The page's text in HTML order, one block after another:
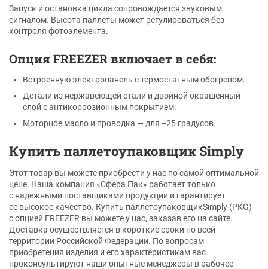
Запуск и остановка цикла сопровождается звуковым
сигналом. Высота паллеты может регулироваться без
контроля фотоэлемента.
Опция FREEZER включает в себя:
Встроенную электропанель с термостатным обогревом.
Детали из нержавеющей стали и двойной окрашенный
слой с антикоррозионным покрытием.
Моторное масло и проводка — для −25 градусов.
Купить паллетоупаковщик Simply
Этот товар вы можете приобрести у нас по самой оптимальной
цене. Наша компания «Сфера Пак» работает только
с надежными поставщиками продукции и гарантирует
ее высокое качество. Купить паллетоупаковщикSimply (PKG)
с опцией FREEZER вы можете у нас, заказав его на сайте.
Доставка осуществляется в короткие сроки по всей
территории Российской Федерации. По вопросам
приобретения изделия и его характеристикам вас
проконсультируют наши опытные менеджеры в рабочее